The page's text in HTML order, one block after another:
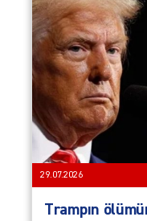
29.07.2026
Trampın